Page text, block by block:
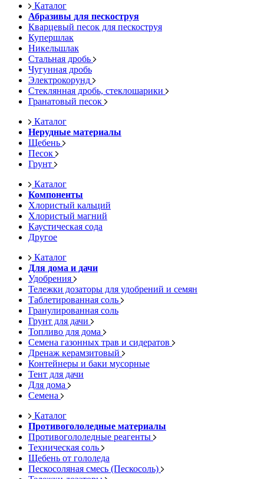
Каталог
Абразивы для пескоструя
Кварцевый песок для пескоструя
Купершлак
Никельшлак
Стальная дробь
Чугунная дробь
Электрокорунд
Стеклянная дробь, стеклошарики
Гранатовый песок
Каталог
Нерудные материалы
Щебень
Песок
Грунт
Каталог
Компоненты
Хлористый кальций
Хлористый магний
Каустическая сода
Другое
Каталог
Для дома и дачи
Удобрения
Тележки дозаторы для удобрений и семян
Таблетированная соль
Гранулированная соль
Грунт для дачи
Топливо для дома
Семена газонных трав и сидератов
Дренаж керамзитовый
Контейнеры и баки мусорные
Тент для дачи
Для дома
Семена
Каталог
Противогололедные материалы
Противогололедные реагенты
Техническая соль
Щебень от гололеда
Пескосоляная смесь (Пескосоль)